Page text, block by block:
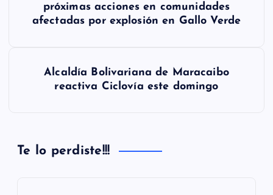
próximas acciones en comunidades
afectadas por explosión en Gallo Verde
Alcaldía Bolivariana de Maracaibo
reactiva Ciclovía este domingo
Te lo perdiste!!!